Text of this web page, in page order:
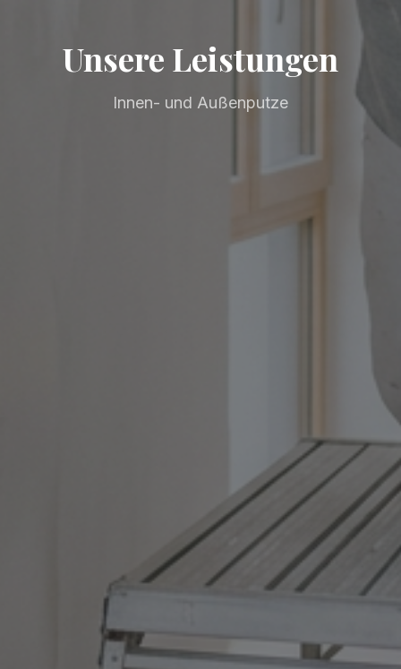
Unsere Leistungen
Innen- und Außenputze